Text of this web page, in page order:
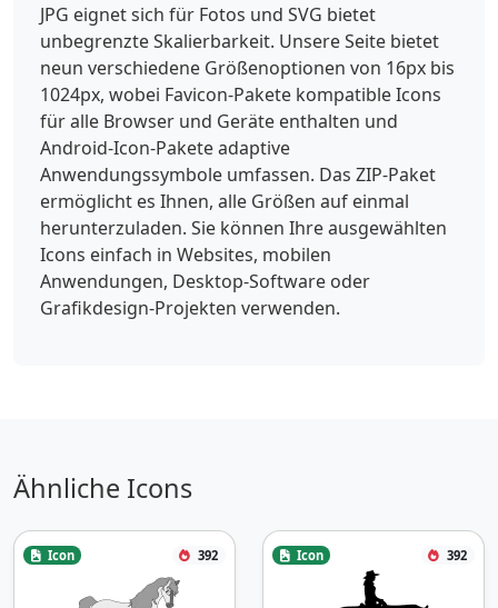
JPG eignet sich für Fotos und SVG bietet
unbegrenzte Skalierbarkeit. Unsere Seite bietet
neun verschiedene Größenoptionen von 16px bis
1024px, wobei Favicon-Pakete kompatible Icons
für alle Browser und Geräte enthalten und
Android-Icon-Pakete adaptive
Anwendungssymbole umfassen. Das ZIP-Paket
ermöglicht es Ihnen, alle Größen auf einmal
herunterzuladen. Sie können Ihre ausgewählten
Icons einfach in Websites, mobilen
Anwendungen, Desktop-Software oder
Grafikdesign-Projekten verwenden.
Ähnliche Icons
Icon 392 Icon 392